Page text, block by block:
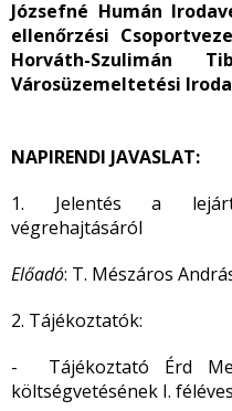
Józsefné Humán
ellenőrzési
Horváth-Szulimán
Városüzemeltetési
NAPIRENDI JAVASLAT:
1. Jelentés a lejárt
végrehajtásáról
Előadó: T. Mészáros
2. Tájékoztatók:
- Tájékoztató Érd
költségvetésének I.